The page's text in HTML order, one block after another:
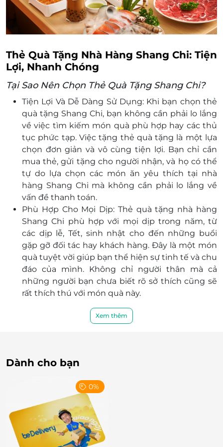
Thẻ Quà Tặng Nhà Hàng Shang Chi: Tiện
Lợi, Nhanh Chóng
Tại Sao Nên Chọn Thẻ Quà Tặng Shang Chi?
Tiện Lợi Và Dễ Dàng Sử Dụng: Khi bạn chọn thẻ
quà tặng Shang Chi, bạn không cần phải lo lắng
về việc tìm kiếm món quà phù hợp hay các thủ
tục phức tạp. Việc tặng thẻ quà tặng là một lựa
chọn đơn giản và vô cùng tiện lợi. Bạn chỉ cần
mua thẻ, gửi tặng cho người nhận, và họ có thể
tự do lựa chọn các món ăn yêu thích tại nhà
hàng Shang Chi mà không cần phải lo lắng về
vấn đề thanh toán.
Phù Hợp Cho Mọi Dịp: Thẻ quà tặng nhà hàng
Shang Chi phù hợp với mọi dịp trong năm, từ
các dịp lễ, Tết, sinh nhật cho đến những buổi
gặp gỡ đối tác hay khách hàng. Đây là một món
quà tuyệt vời giúp bạn thể hiện sự tinh tế và chu
đáo của mình. Không chỉ người thân mà cả
những người bạn chưa biết rõ sở thích cũng sẽ
rất thích thú với món quà này.
99+ món ngon muốn “xỉu”, tươi rói
Xem thêm
Dành cho bạn
0%